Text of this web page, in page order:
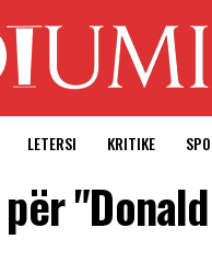
LETERSI KRITIKE